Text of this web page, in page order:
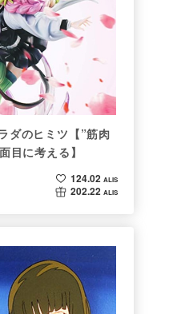
ダのヒミツ【”筋肉
目に考える】
124.02 ALIS
202.22 ALIS